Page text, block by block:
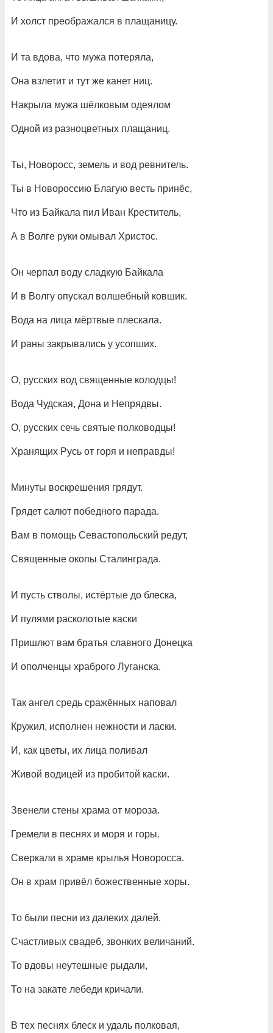
И холст преображался в плащаницу.
И та вдова, что мужа потеряла,
Она взлетит и тут же канет ниц.
Накрыла мужа шёлковым одеялом
Одной из разноцветных плащаниц.
Ты, Новоросс, земель и вод ревнитель.
Ты в Новороссию Благую весть принёс,
Что из Байкала пил Иван Креститель,
А в Волге руки омывал Христос.
Он черпал воду сладкую Байкала
И в Волгу опускал волшебный ковшик.
Вода на лица мёртвые плескала.
И раны закрывались у усопших.
О, русских вод священные колодцы!
Вода Чудская, Дона и Непрядвы.
О, русских сечь святые полководцы!
Хранящих Русь от горя и неправды!
Минуты воскрешения грядут.
Грядет салют победного парада.
Вам в помощь Севастопольский редут,
Священные окопы Сталинграда.
И пусть стволы, истёртые до блеска,
И пулями расколотые каски
Пришлют вам братья славного Донецка
И ополченцы храброго Луганска.
Так ангел средь сражённых наповал
Кружил, исполнен нежности и ласки.
И, как цветы, их лица поливал
Живой водицей из пробитой каски.
Звенели стены храма от мороза.
Гремели в песнях и моря и горы.
Сверкали в храме крылья Новоросса.
Он в храм привёл божественные хоры.
То были песни из далеких далей.
Счастливых свадеб, звонких величаний.
То вдовы неутешные рыдали,
То на закате лебеди кричали.
В тех песнях блеск и удаль полковая,